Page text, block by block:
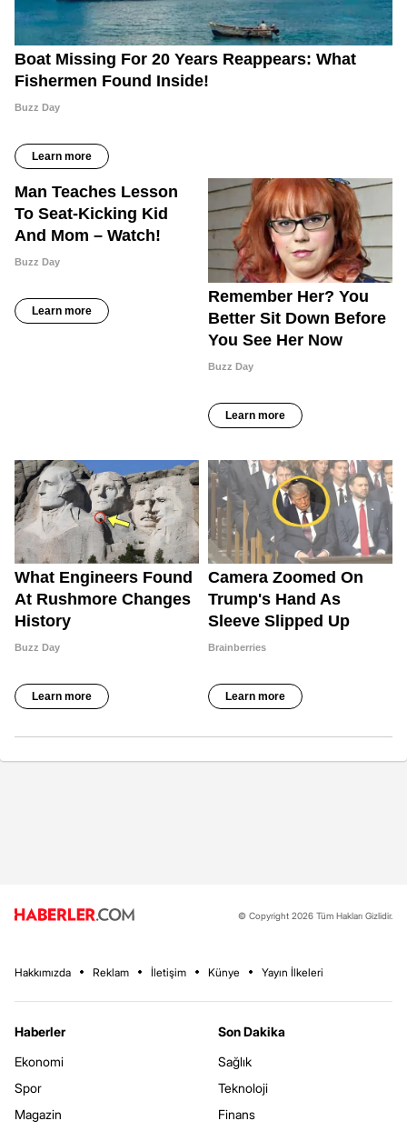
© Copyright 2026 Tüm Hakları Gizlidir.
Hakkımızda Reklam İletişim Künye Yayın İlkeleri
Haberler
Ekonomi
Spor
Magazin
Son Dakika
Sağlık
Teknoloji
Finans